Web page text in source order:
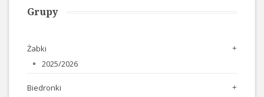
Grupy
Żabki
2025/2026
Biedronki